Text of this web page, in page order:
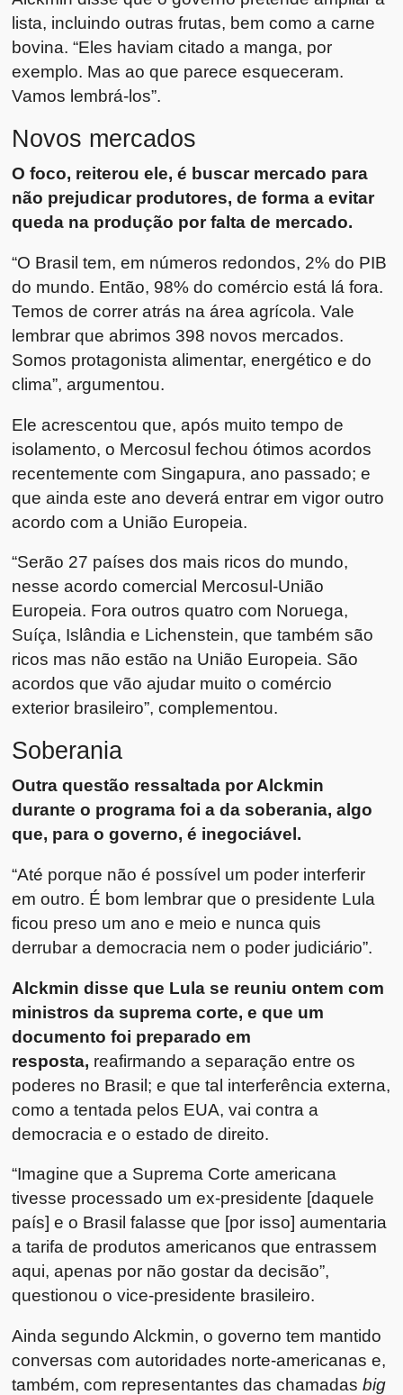
lista, incluindo outras frutas, bem como a carne
bovina. “Eles haviam citado a manga, por
exemplo. Mas ao que parece esqueceram.
Vamos lembrá-los”.
Novos mercados
O foco, reiterou ele, é buscar mercado para
não prejudicar produtores, de forma a evitar
queda na produção por falta de mercado.
“O Brasil tem, em números redondos, 2% do PIB
do mundo. Então, 98% do comércio está lá fora.
Temos de correr atrás na área agrícola. Vale
lembrar que abrimos 398 novos mercados.
Somos protagonista alimentar, energético e do
clima”, argumentou.
Ele acrescentou que, após muito tempo de
isolamento, o Mercosul fechou ótimos acordos
recentemente com Singapura, ano passado; e
que ainda este ano deverá entrar em vigor outro
acordo com a União Europeia.
“Serão 27 países dos mais ricos do mundo,
nesse acordo comercial Mercosul-União
Europeia. Fora outros quatro com Noruega,
Suíça, Islândia e Lichenstein, que também são
ricos mas não estão na União Europeia. São
acordos que vão ajudar muito o comércio
exterior brasileiro”, complementou.
Soberania
Outra questão ressaltada por Alckmin
durante o programa foi a da soberania, algo
que, para o governo, é inegociável.
“Até porque não é possível um poder interferir
em outro. É bom lembrar que o presidente Lula
ficou preso um ano e meio e nunca quis
derrubar a democracia nem o poder judiciário”.
Alckmin disse que Lula se reuniu ontem com
ministros da suprema corte, e que um
documento foi preparado em
resposta, reafirmando a separação entre os
poderes no Brasil; e que tal interferência externa,
como a tentada pelos EUA, vai contra a
democracia e o estado de direito.
“Imagine que a Suprema Corte americana
tivesse processado um ex-presidente [daquele
país] e o Brasil falasse que [por isso] aumentaria
a tarifa de produtos americanos que entrassem
aqui, apenas por não gostar da decisão”,
questionou o vice-presidente brasileiro.
Ainda segundo Alckmin, o governo tem mantido
conversas com autoridades norte-americanas e,
também, com representantes das chamadasbig